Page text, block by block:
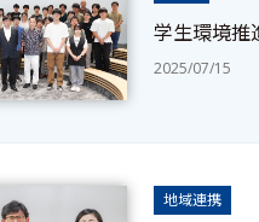
学生環境推
2025/07/15
地域連携